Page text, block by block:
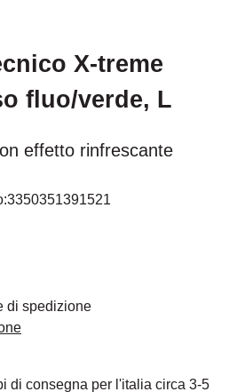
X-treme
fluo/verde, L
effetto rinfrescante
3350351391521
di spedizione
di consegna per l'italia circa 3-5